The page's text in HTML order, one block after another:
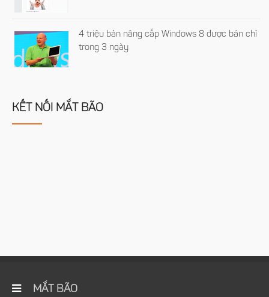
4 triệu bản nâng cấp Windows 8 được bán chỉ
trong 3 ngày
KẾT NỐI MẮT BÃO
MẮT BÃO